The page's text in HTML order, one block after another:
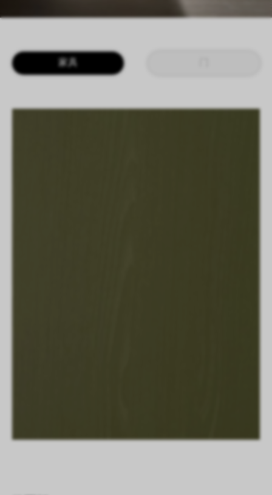
SHAPING SURFACES
家具